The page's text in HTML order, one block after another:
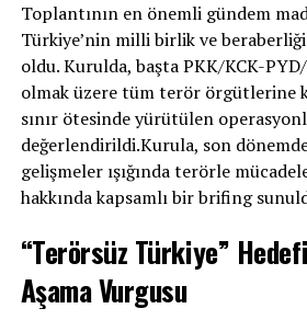
Toplantının en önemli gündem
Türkiye’nin milli birlik ve
oldu. Kurulda, başta PKK/KCK-
olmak üzere tüm terör örgütlerine
sınır ötesinde yürütülen
değerlendirildi.Kurula, son
gelişmeler ışığında terörle
hakkında kapsamlı bir brifing
“Terörsüz Türkiye”
Aşama Vurgusu